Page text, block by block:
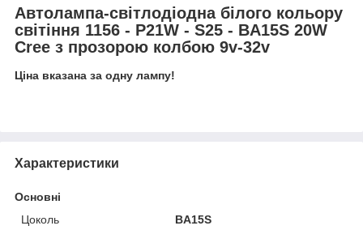
Автолампа-світлодіодна білого кольору
світіння 1156 - Р21W - S25 - BA15S 20W
Cree з прозорою колбою 9v-32v
Ціна вказана за одну лампу!
Характеристики
Основні
Цоколь
BA15S